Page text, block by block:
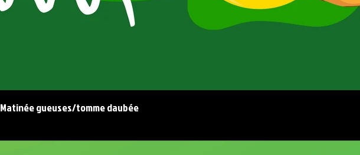
Matinée gueuses/tomme daubée